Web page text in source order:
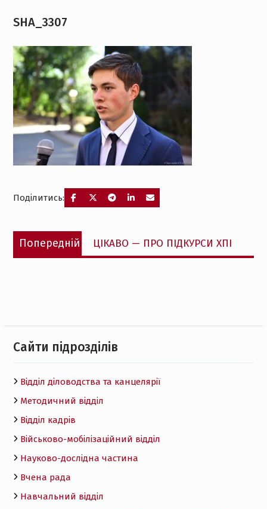
SHA_3307
Поділитись:
Навігація
записів
Попередній
Попередній
запис:
ЦІКАВО — ПРО ПІДКУРСИ ХПІ
Cайти підрозділів
Відділ діловодства та канцелярії
Методичний відділ
Відділ кадрів
Військово-мобілізаційний відділ
Науково-дослідна частина
Вчена рада
Навчальний відділ